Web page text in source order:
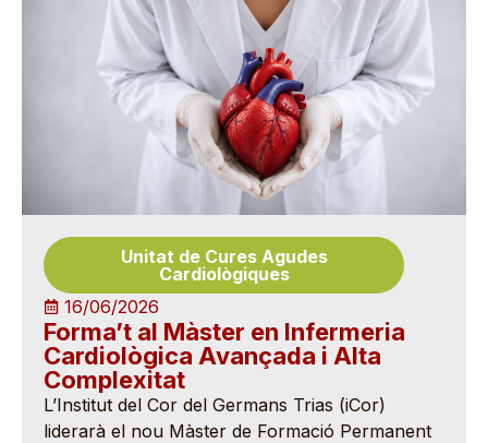
Unitat de Cures Agudes
Cardiològiques
16/06/2026
Forma’t al Màster en Infermeria
Cardiològica Avançada i Alta
Complexitat
L’Institut del Cor del Germans Trias (iCor)
liderarà el nou Màster de Formació Permanent